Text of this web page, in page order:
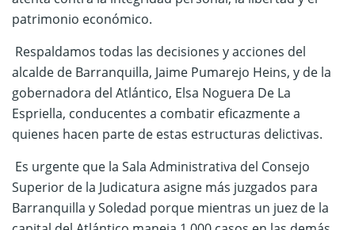
patrimonio económico.
Respaldamos todas las decisiones y acciones del
alcalde de Barranquilla, Jaime Pumarejo Heins, y de la
gobernadora del Atlántico, Elsa Noguera De La
Espriella, conducentes a combatir eficazmente a
quienes hacen parte de estas estructuras delictivas.
Es urgente que la Sala Administrativa del Consejo
Superior de la Judicatura asigne más juzgados para
Barranquilla y Soledad porque mientras un juez de la